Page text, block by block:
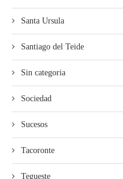
Santa Ursula
Santiago del Teide
Sin categoria
Sociedad
Sucesos
Tacoronte
Tegueste